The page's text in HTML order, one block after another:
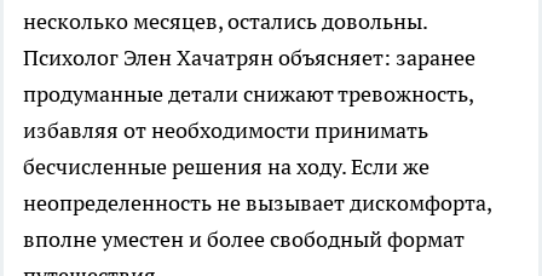
несколько месяцев, остались довольны.
Психолог Элен Хачатрян объясняет: заранее
продуманные детали снижают тревожность,
избавляя от необходимости принимать
бесчисленные решения на ходу. Если же
неопределенность не вызывает дискомфорта,
вполне уместен и более свободный формат